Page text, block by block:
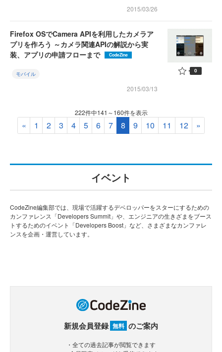
2015/03/26
Firefox OSでCamera APIを利用したカメラア
プリを作ろう ～カメラ関連APIの解説から実
装、アプリの申請フローまで
CodeZine
モバイル
2015/03/13
0
222件中141～160件を表示
« 1 2 3 4 5 6 7 8 9 10 11 12 »
イベント
CodeZine編集部では、現場で活躍するデベロッパーをスターにするための
カンファレンス「Developers Summit」や、エンジニアの生きざまをブース
トするためのイベント「Developers Boost」など、さまざまなカンファレ
ンスを企画・運営しています。